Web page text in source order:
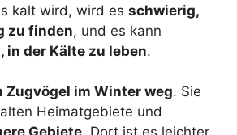
kalt wird, wird es schwierig,
zu finden, und es kann
in der Kälte zu leben.
Zugvögel im Winter weg. Sie
Heimatgebiete und
Gebiete. Dort ist es leichter,